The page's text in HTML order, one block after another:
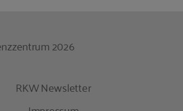
2026
RKW Newsletter